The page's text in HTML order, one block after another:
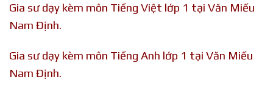
Gia sư dạy kèm môn Tiếng Việt lớp 1 tại Văn Miếu
Nam Định.
Gia sư dạy kèm môn Tiếng Anh lớp 1 tại Văn Miếu
Nam Định.